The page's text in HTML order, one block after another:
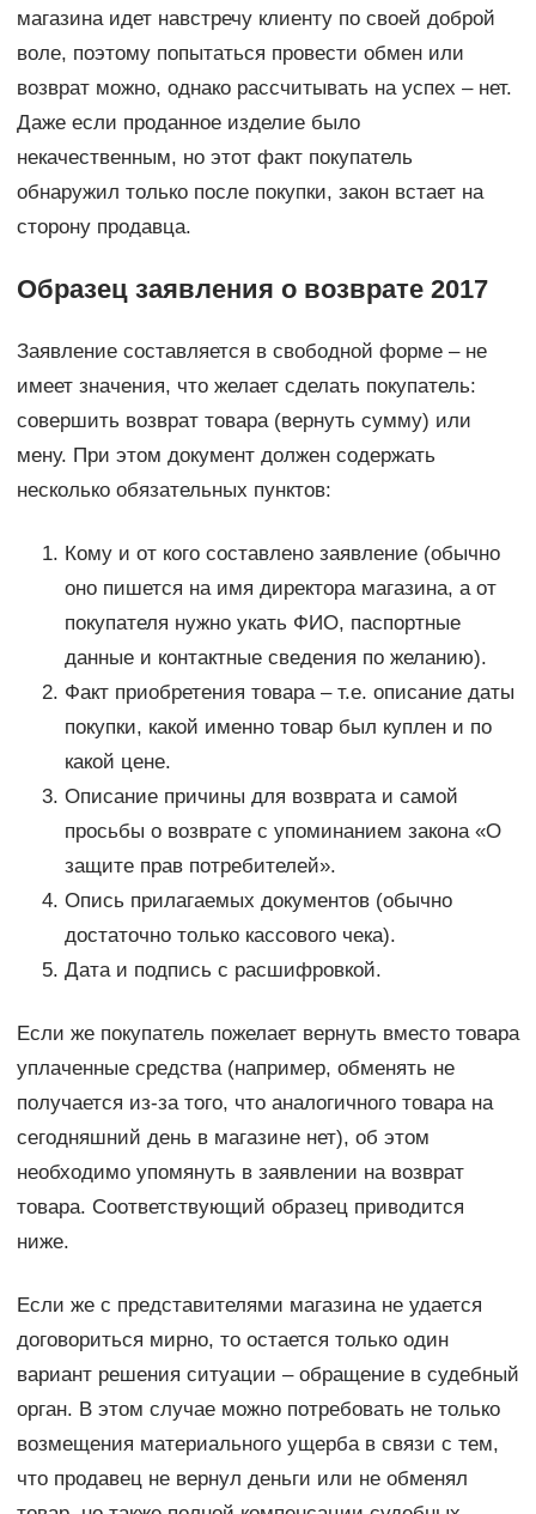
магазина идет навстречу клиенту по своей доброй
воле, поэтому попытаться провести обмен или
возврат можно, однако рассчитывать на успех – нет.
Даже если проданное изделие было
некачественным, но этот факт покупатель
обнаружил только после покупки, закон встает на
сторону продавца.
Образец заявления о возврате 2017
Заявление составляется в свободной форме – не
имеет значения, что желает сделать покупатель:
совершить возврат товара (вернуть сумму) или
мену. При этом документ должен содержать
несколько обязательных пунктов:
Кому и от кого составлено заявление (обычно
оно пишется на имя директора магазина, а от
покупателя нужно укать ФИО, паспортные
данные и контактные сведения по желанию).
Факт приобретения товара – т.е. описание даты
покупки, какой именно товар был куплен и по
какой цене.
Описание причины для возврата и самой
просьбы о возврате с упоминанием закона «О
защите прав потребителей».
Опись прилагаемых документов (обычно
достаточно только кассового чека).
Дата и подпись с расшифровкой.
Если же покупатель пожелает вернуть вместо товара
уплаченные средства (например, обменять не
получается из-за того, что аналогичного товара на
сегодняшний день в магазине нет), об этом
необходимо упомянуть в заявлении на возврат
товара. Соответствующий образец приводится
ниже.
Если же с представителями магазина не удается
договориться мирно, то остается только один
вариант решения ситуации – обращение в судебный
орган. В этом случае можно потребовать не только
возмещения материального ущерба в связи с тем,
что продавец не вернул деньги или не обменял